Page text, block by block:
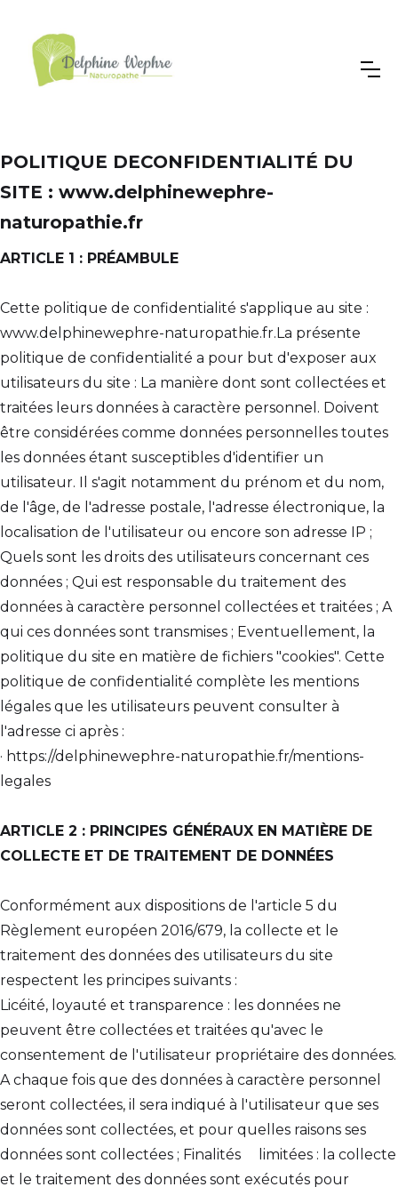
POLITIQUE DECONFIDENTIALITÉ DU
SITE : www.delphinewephre-
naturopathie.fr
ARTICLE 1 : PRÉAMBULE
Cette politique de confidentialité s'applique au site :
www.delphinewephre-naturopathie.fr.La présente
politique de confidentialité a pour but d'exposer aux
utilisateurs du site : La manière dont sont collectées et
traitées leurs données à caractère personnel. Doivent
être considérées comme données personnelles toutes
les données étant susceptibles d'identifier un
utilisateur. Il s'agit notamment du prénom et du nom,
de l'âge, de l'adresse postale, l'adresse électronique, la
localisation de l'utilisateur ou encore son adresse IP ;
Quels sont les droits des utilisateurs concernant ces
données ; Qui est responsable du traitement des
données à caractère personnel collectées et traitées ; A
qui ces données sont transmises ; Eventuellement, la
politique du site en matière de fichiers "cookies". Cette
politique de confidentialité complète les mentions
légales que les utilisateurs peuvent consulter à
l'adresse ci après :
· https://delphinewephre-naturopathie.fr/mentions-
legales
ARTICLE 2 : PRINCIPES GÉNÉRAUX EN MATIÈRE DE
COLLECTE ET DE TRAITEMENT DE DONNÉES
Conformément aux dispositions de l'article 5 du
Règlement européen 2016/679, la collecte et le
traitement des données des utilisateurs du site
respectent les principes suivants :
Licéité, loyauté et transparence : les données ne
peuvent être collectées et traitées qu'avec le
consentement de l'utilisateur propriétaire des données.
A chaque fois que des données à caractère personnel
seront collectées, il sera indiqué à l'utilisateur que ses
données sont collectées, et pour quelles raisons ses
données sont collectées ; Finalités limitées : la collecte
et le traitement des données sont exécutés pour